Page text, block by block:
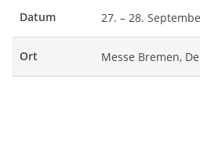
Datum 27. – 28.
Ort Messe Bremen,